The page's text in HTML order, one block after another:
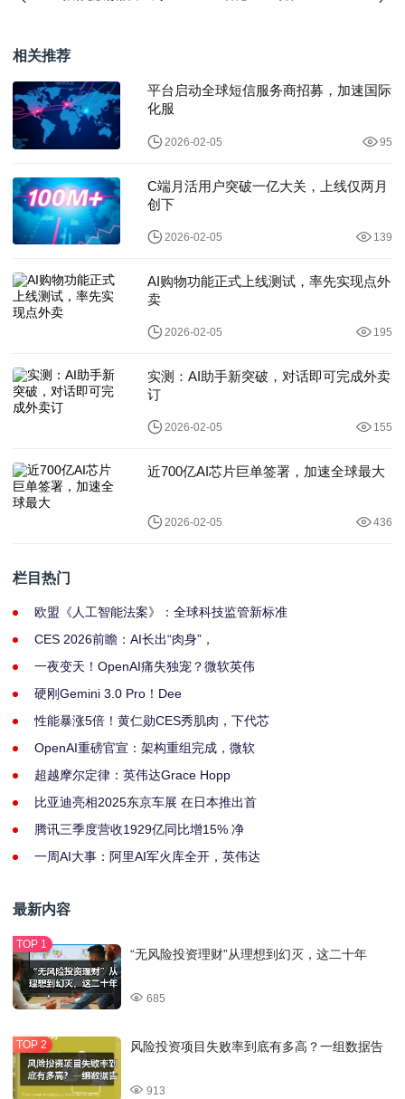
相关推荐
平台启动全球短信服务商招募，加速国际
化服
2026-02-05 95
C端月活用户突破一亿大关，上线仅两月
创下
2026-02-05 139
AI购物功能正式上线测试，率先实现点外
卖
2026-02-05 195
实测：AI助手新突破，对话即可完成外卖
订
2026-02-05 155
近700亿AI芯片巨单签署，加速全球最大
2026-02-05 436
栏目热门
欧盟《人工智能法案》：全球科技监管新标准
CES 2026前瞻：AI长出“肉身”，
一夜变天！OpenAI痛失独宠？微软英伟
硬刚Gemini 3.0 Pro！Dee
性能暴涨5倍！黄仁勋CES秀肌肉，下代芯
OpenAI重磅官宣：架构重组完成，微软
超越摩尔定律：英伟达Grace Hopp
比亚迪亮相2025东京车展 在日本推出首
腾讯三季度营收1929亿同比增15% 净
一周AI大事：阿里AI军火库全开，英伟达
最新内容
“无风险投资理财”从理想到幻灭，这二十年
685
风险投资项目失败率到底有多高？一组数据告
913